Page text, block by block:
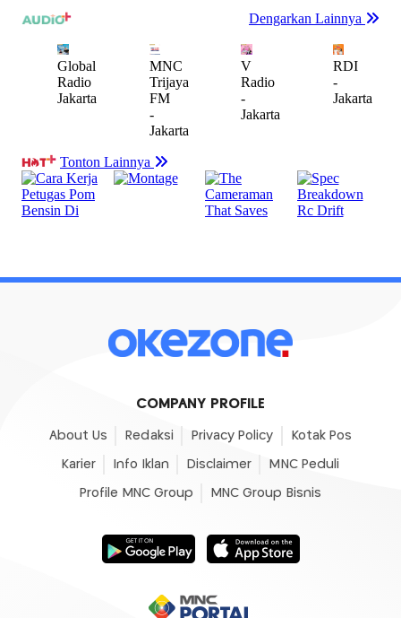
COMPANY PROFILE
About Us Redaksi Privacy Policy Kotak Pos
Karier Info Iklan Disclaimer MNC Peduli
Profile MNC Group MNC Group Bisnis